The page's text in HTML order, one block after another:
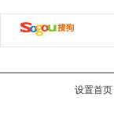
设置首页